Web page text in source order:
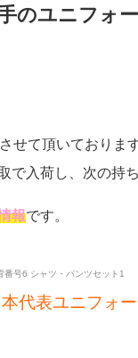
のユニフォ
せて頂いております
入荷し、次の持
報です。
代表ユニフォ